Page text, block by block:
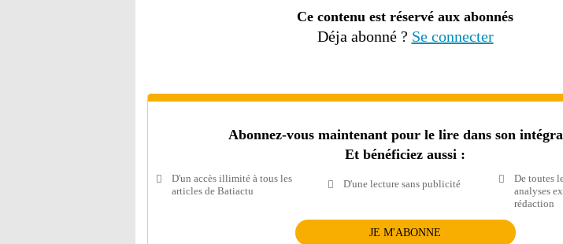
Ce contenu est réservé aux abonnés
Déja abonné ? Se connecter
Abonnez-vous maintenant pour le lire dans son
Et bénéficiez aussi :
D'un accès illimité à tous les
articles de Batiactu
D'une lecture sans publicité
De toutes
analyses
rédaction
JE M'ABONNE